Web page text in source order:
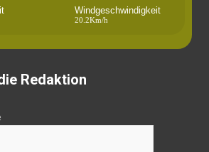
Windgeschwindigkeit
20.2Km/h
Redaktion